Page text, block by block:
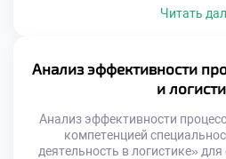
Грамотное планирование
остается лишь набором формул.
требует точности и
маршрутизации стоят
Читать
Анализ эффективности
и
Анализ эффективности
компетенцией
деятельность в логистике»